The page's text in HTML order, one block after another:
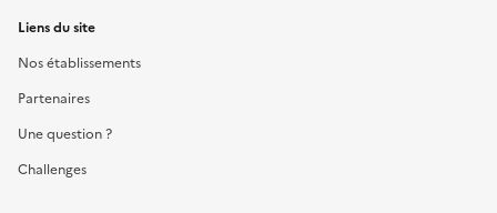
Liens du site
Nos établissements
Partenaires
Une question ?
Challenges